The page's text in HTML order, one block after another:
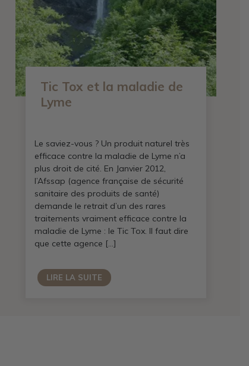
Tic Tox et la maladie de
Lyme
Le saviez-vous ? Un produit naturel très
efficace contre la maladie de Lyme n’a
plus droit de cité. En Janvier 2012,
l’Afssap (agence française de sécurité
sanitaire des produits de santé)
demande le retrait d’un des rares
traitements vraiment efficace contre la
maladie de Lyme : le Tic Tox. Il faut dire
que cette agence […]
LIRE LA SUITE